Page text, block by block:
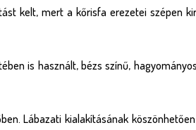
kelt, mert a kőrisfa erezetei szépen
is használt, bézs színű,
Lábazati kialakításának